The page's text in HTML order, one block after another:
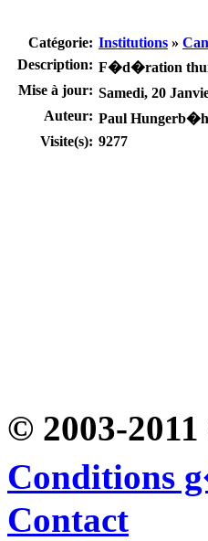
Catégorie: Institutions »
Description: F�d�ration
Mise à jour: Samedi, 20
Auteur: Paul
Visite(s): 9277
© 2003-
Conditions
Contact